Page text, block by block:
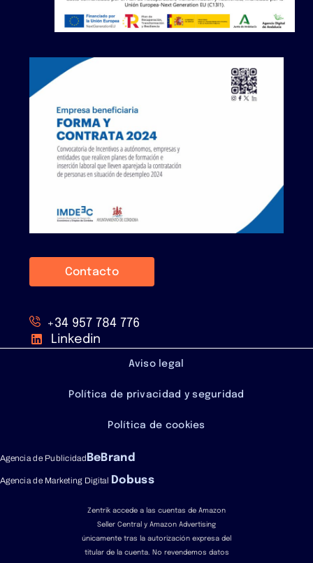
Contacto
+34 957 784 776
Linkedin
Aviso legal
Política de privacidad y seguridad
Política de cookies
Agencia de Publicidad BeBrand
Agencia de Marketing Digital Dobuss
Zentrik accede a las cuentas de Amazon
Seller Central y Amazon Advertising
únicamente tras la autorización expresa del
titular de la cuenta. No revendemos datos